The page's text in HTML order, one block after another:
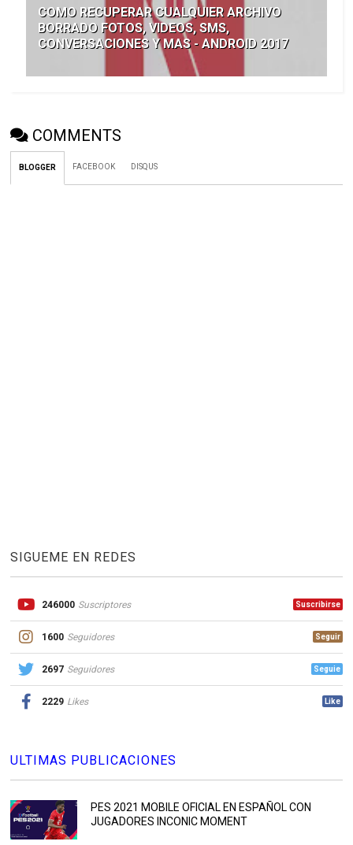
COMO RECUPERAR CUALQUIER ARCHIVO
BORRADO FOTOS, VIDEOS, SMS,
CONVERSACIONES Y MAS - ANDROID 2017
COMMENTS
BLOGGER FACEBOOK DISQUS
SIGUEME EN REDES
246000 Suscriptores Suscribirse
1600 Seguidores Seguir
2697 Seguidores Seguie
2229 Likes Like
ULTIMAS PUBLICACIONES
PES 2021 MOBILE OFICIAL EN ESPAÑOL CON
JUGADORES INCONIC MOMENT